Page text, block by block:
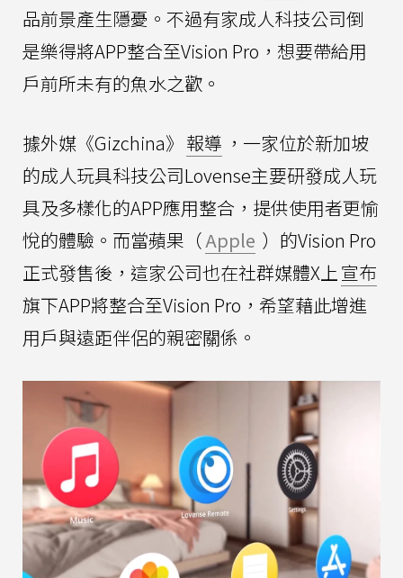
品前景產生隱憂。不過有家成人科技公司倒
是樂得將APP整合至Vision Pro，想要帶給用
戶前所未有的魚水之歡。
據外媒《Gizchina》 報導 ，一家位於新加坡
的成人玩具科技公司Lovense主要研發成人玩
具及多樣化的APP應用整合，提供使用者更愉
悅的體驗。而當蘋果（Apple ）的Vision Pro
正式發售後，這家公司也在社群媒體X上宣布
旗下APP將整合至Vision Pro，希望藉此增進
用戶與遠距伴侶的親密關係。